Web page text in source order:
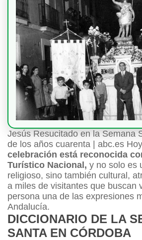
Jesús Resucitado en la Semana
de los años cuarenta | abc.es
celebración está reconocida
Turístico Nacional, y no solo es
religioso, sino también cultural,
a miles de visitantes que buscan
persona una de las expresiones
Andalucía.
DICCIONARIO DE LA
SANTA EN CÓRDOBA